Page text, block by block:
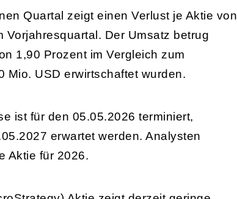
Quartal zeigt einen Verlust je Aktie von
Vorjahresquartal. Der Umsatz betrug
1,90 Prozent im Vergleich zum
Mio. USD erwirtschaftet wurden.
ist für den 05.05.2026 terminiert,
erwartet werden. Analysten
Aktie für 2026.